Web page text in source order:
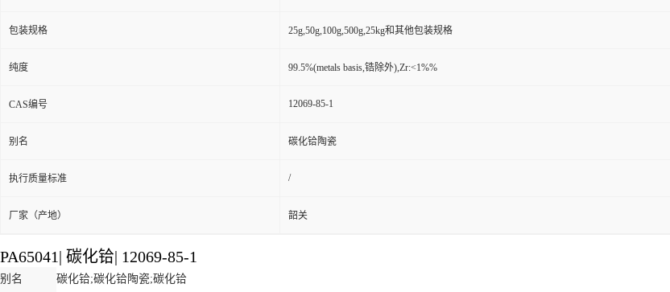
包装规格 25g,50g,100g,500g,25kg和其他包装规格
纯度 99.5%(metals basis,锆除外),Zr:<1%%
CAS编号 12069-85-1
别名 碳化铪陶瓷
执行质量标准 /
厂家（产地） 韶关
PA65041| 碳化铪| 12069-85-1
别名
碳化铪;碳化铪陶瓷;碳化铪